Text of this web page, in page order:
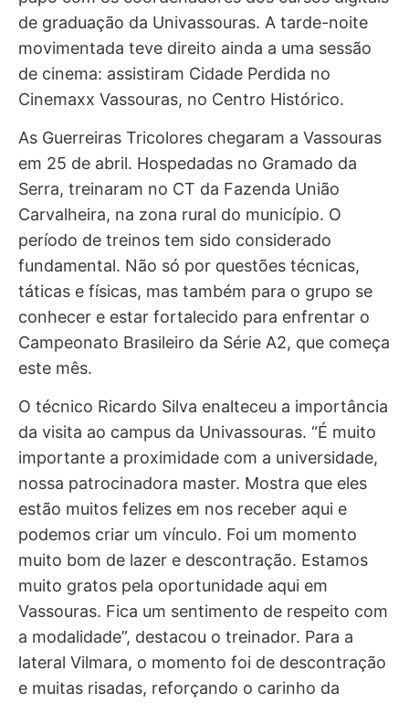
de graduação da Univassouras. A tarde-noite
movimentada teve direito ainda a uma sessão
de cinema: assistiram Cidade Perdida no
Cinemaxx Vassouras, no Centro Histórico.
As Guerreiras Tricolores chegaram a Vassouras
em 25 de abril. Hospedadas no Gramado da
Serra, treinaram no CT da Fazenda União
Carvalheira, na zona rural do município. O
período de treinos tem sido considerado
fundamental. Não só por questões técnicas,
táticas e físicas, mas também para o grupo se
conhecer e estar fortalecido para enfrentar o
Campeonato Brasileiro da Série A2, que começa
este mês.
O técnico Ricardo Silva enalteceu a importância
da visita ao campus da Univassouras. “É muito
importante a proximidade com a universidade,
nossa patrocinadora master. Mostra que eles
estão muitos felizes em nos receber aqui e
podemos criar um vínculo. Foi um momento
muito bom de lazer e descontração. Estamos
muito gratos pela oportunidade aqui em
Vassouras. Fica um sentimento de respeito com
a modalidade”, destacou o treinador. Para a
lateral Vilmara, o momento foi de descontração
e muitas risadas, reforçando o carinho da